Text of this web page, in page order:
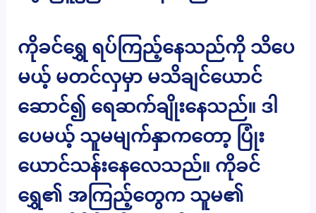
ကိုခင်ရွှေ ရပ်ကြည့်နေသည်ကို သိပေ
မယ့် မတင်လှမှာ မသိချင်ယောင်
ဆောင်၍ ရေဆက်ချိုးနေသည်။ ဒါ
ပေမယ့် သူမမျက်နှာကတော့ ပြုံး
ယောင်သန်းနေလေသည်။ ကိုခင်
ရွှေ၏ အကြည့်တွေက သူမ၏